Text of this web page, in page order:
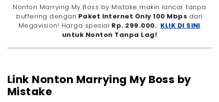
Nonton Marrying My Boss by Mistake makin lancar tanpa
buffering dengan Paket Internet Only 100 Mbps dari
Megavision! Harga spesial Rp. 299.000. KLIK DI SINI
untuk Nonton Tanpa Lag!
Link Nonton Marrying My Boss by
Mistake